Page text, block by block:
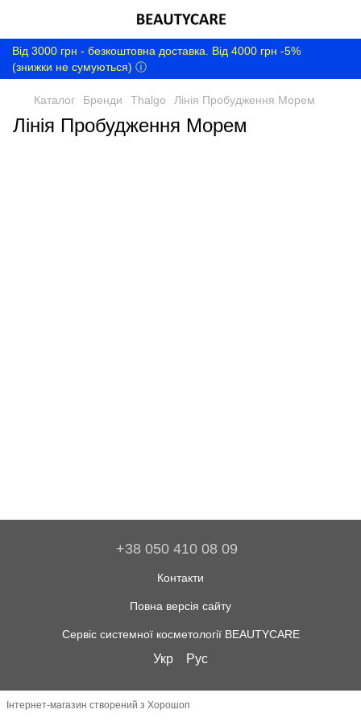
Від 3000 грн - безкоштовна доставка. Від 4000 грн -5%
(знижки не сумуються) ⓘ
Каталог Бренди Thalgo Лінія Пробудження Морем
Лінія Пробудження Морем
+38 050 410 08 09
Контакти
Повна версія сайту
Сервіс системної косметології BEAUTYCARE
Укр Рус
Інтернет-магазин створений з Хорошоп